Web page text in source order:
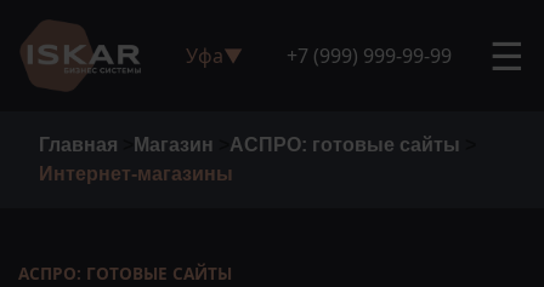
Уфа▼ +7 (999) 999-99-99 ☰
Главная Магазин АСПРО: готовые сайты
Интернет-магазины
АСПРО: ГОТОВЫЕ САЙТЫ